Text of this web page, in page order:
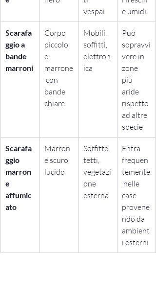
vespai
e umidi.
Scarafa
ggio a
bande
marroni
Corpo
piccolo
e
marrone
con
bande
chiare
Mobili,
soffitti,
elettron
ica
Può
sopravvi
vere in
zone
più
aride
rispetto
ad altre
specie
Scarafa
ggio
marron
e
affumic
ato
Marron
e scuro
lucido
Soffitte,
tetti,
vegetazi
one
esterna
Entra
frequen
temente
nelle
case
provene
ndo da
ambient
i esterni